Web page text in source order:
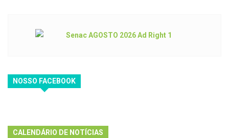
NOSSO FACEBOOK
CALENDÁRIO DE NOTÍCIAS